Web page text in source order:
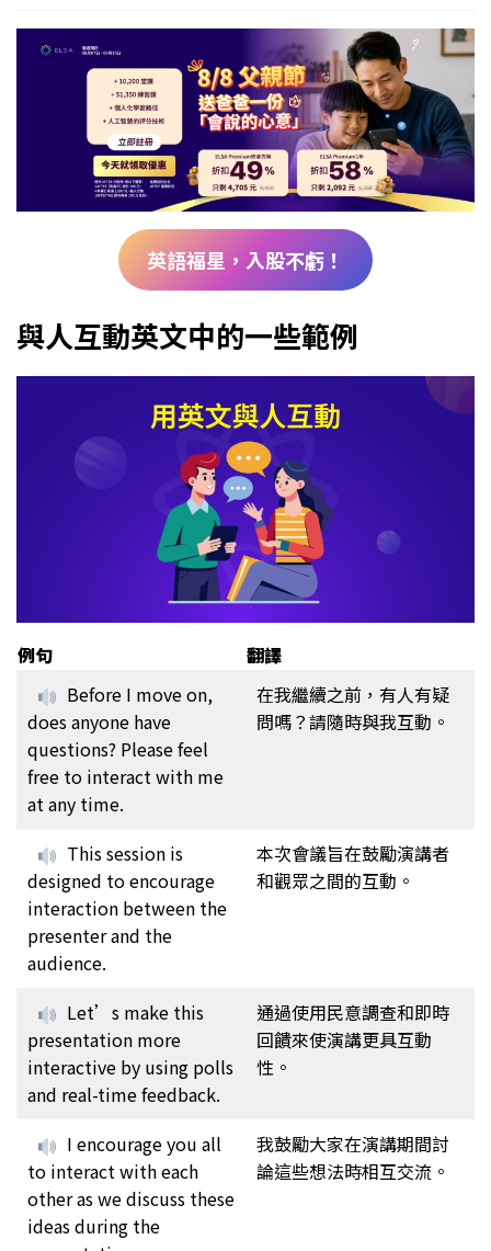
英語福星，入股不虧！
與人互動英文中的一些範例
例句
翻譯
Before I move on,
does anyone have
questions? Please feel
free to interact with me
at any time.
在我繼續之前，有人有疑
問嗎？請隨時與我互動。
This session is
designed to encourage
interaction between the
presenter and the
audience.
本次會議旨在鼓勵演講者
和觀眾之間的互動。
Let’s make this
presentation more
interactive by using polls
and real-time feedback.
通過使用民意調查和即時
回饋來使演講更具互動
性。
I encourage you all
to interact with each
other as we discuss these
ideas during the
我鼓勵大家在演講期間討
論這些想法時相互交流。